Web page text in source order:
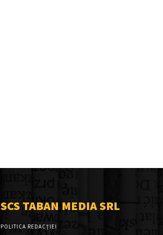
SCS TABAN MEDIA SRL
POLITICA REDACȚIEI